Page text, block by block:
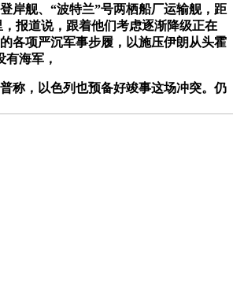
岸舰、“波特兰”号两栖船厂运输舰，距
报道说，跟着他们考虑逐渐降级正在
各项严沉军事步履，以施压伊朗从头霍
有海军，
，以色列也预备好竣事这场冲突。仍